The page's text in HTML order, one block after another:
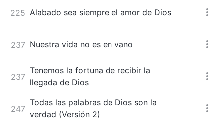
225 Alabado sea siempre el amor de Dios
237 Nuestra vida no es en vano
237
Tenemos la fortuna de recibir la
llegada de Dios
247
Todas las palabras de Dios son la
verdad (Versión 2)